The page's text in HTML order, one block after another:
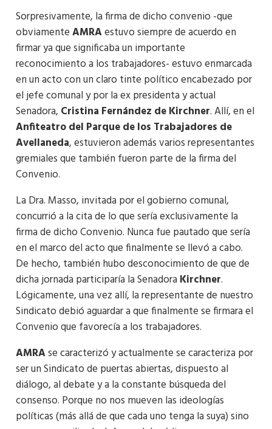
Sorpresivamente, la firma de dicho convenio -que
obviamenteAMRAestuvo siempre de acuerdo en
firmar ya que significaba un importante
reconocimiento a los trabajadores- estuvo enmarcada
en un acto con un claro tinte político encabezado por
el jefe comunal y por la ex presidenta y actual
Senadora, Cristina Fernández de Kirchner. Allí, en el
Anfiteatro del Parque de los Trabajadores de
Avellaneda, estuvieron además varios representantes
gremiales que también fueron parte de la firma del
Convenio.
La Dra. Masso, invitada por el gobierno comunal,
concurrió a la cita de lo que sería exclusivamente la
firma de dicho Convenio. Nunca fue pautado que sería
en el marco del acto que finalmente se llevó a cabo.
De hecho, también hubo desconocimiento de que de
dicha jornada participaría la Senadora Kirchner.
Lógicamente, una vez allí, la representante de nuestro
Sindicato debió aguardar a que finalmente se firmara el
Convenio que favorecía a los trabajadores.
AMRAse caracterizó y actualmente se caracteriza por
ser un Sindicato de puertas abiertas, dispuesto al
diálogo, al debate y a la constante búsqueda del
consenso. Porque no nos mueven las ideologías
políticas (más allá de que cada uno tenga la suya) sino